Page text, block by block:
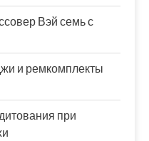
Вэй семь с
и ремкомплекты
при